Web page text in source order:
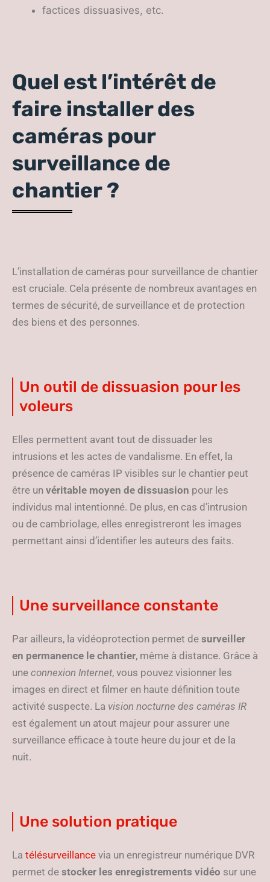
factices dissuasives, etc.
Quel est l’intérêt de
faire installer des
caméras pour
surveillance de
chantier ?
L’installation de caméras pour surveillance de chantier
est cruciale. Cela présente de nombreux avantages en
termes de sécurité, de surveillance et de protection
des biens et des personnes.
Un outil de dissuasion pour les
voleurs
Elles permettent avant tout de dissuader les
intrusions et les actes de vandalisme. En effet, la
présence de caméras IP visibles sur le chantier peut
être un véritable moyen de dissuasion pour les
individus mal intentionné. De plus, en cas d’intrusion
ou de cambriolage, elles enregistreront les images
permettant ainsi d’identifier les auteurs des faits.
Une surveillance constante
Par ailleurs, la vidéoprotection permet de surveiller
en permanence le chantier, même à distance. Grâce à
une connexion Internet, vous pouvez visionner les
images en direct et filmer en haute définition toute
activité suspecte. La vision nocturne des caméras IR
est également un atout majeur pour assurer une
surveillance efficace à toute heure du jour et de la
nuit.
Une solution pratique
La télésurveillance via un enregistreur numérique DVR
permet de stocker les enregistrements vidéo sur une